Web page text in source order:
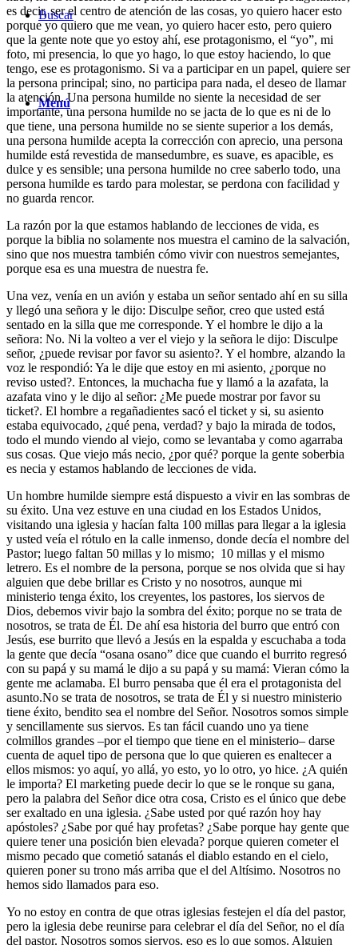
Buscar
Menú
es decir, ser el centro de atención de las cosas, yo quiero hacer esto
porque yo quiero que me vean, yo quiero hacer esto, pero quiero
que la gente note que yo estoy ahí, ese protagonismo, el “yo”, mi
foto, mi presencia, lo que yo hago, lo que estoy haciendo, lo que
tengo, ese es protagonismo. Si va a participar en un papel, quiere ser
la persona principal; sino, no participa para nada, el deseo de llamar
la atención. Una persona humilde no siente la necesidad de ser
importante, una persona humilde no se jacta de lo que es ni de lo
que tiene, una persona humilde no se siente superior a los demás,
una persona humilde acepta la corrección con aprecio, una persona
humilde está revestida de mansedumbre, es suave, es apacible, es
dulce y es sensible; una persona humilde no cree saberlo todo, una
persona humilde es tardo para molestar, se perdona con facilidad y
no guarda rencor.
La razón por la que estamos hablando de lecciones de vida, es
porque la biblia no solamente nos muestra el camino de la salvación,
sino que nos muestra también cómo vivir con nuestros semejantes,
porque esa es una muestra de nuestra fe.
Una vez, venía en un avión y estaba un señor sentado ahí en su silla
y llegó una señora y le dijo: Disculpe señor, creo que usted está
sentado en la silla que me corresponde. Y el hombre le dijo a la
señora: No. Ni la volteo a ver el viejo y la señora le dijo: Disculpe
señor, ¿puede revisar por favor su asiento?. Y el hombre, alzando la
voz le respondió: Ya le dije que estoy en mi asiento, ¿porque no
reviso usted?. Entonces, la muchacha fue y llamó a la azafata, la
azafata vino y le dijo al señor: ¿Me puede mostrar por favor su
ticket?. El hombre a regañadientes sacó el ticket y si, su asiento
estaba equivocado, ¿qué pena, verdad? y bajo la mirada de todos,
todo el mundo viendo al viejo, como se levantaba y como agarraba
sus cosas. Que viejo más necio, ¿por qué? porque la gente soberbia
es necia y estamos hablando de lecciones de vida.
Un hombre humilde siempre está dispuesto a vivir en las sombras de
su éxito. Una vez estuve en una ciudad en los Estados Unidos,
visitando una iglesia y hacían falta 100 millas para llegar a la iglesia
y usted veía el rótulo en la calle inmenso, donde decía el nombre del
Pastor; luego faltan 50 millas y lo mismo; 10 millas y el mismo
letrero. Es el nombre de la persona, porque se nos olvida que si hay
alguien que debe brillar es Cristo y no nosotros, aunque mi
ministerio tenga éxito, los creyentes, los pastores, los siervos de
Dios, debemos vivir bajo la sombra del éxito; porque no se trata de
nosotros, se trata de Él. De ahí esa historia del burro que entró con
Jesús, ese burrito que llevó a Jesús en la espalda y escuchaba a toda
la gente que decía “osana osano” dice que cuando el burrito regresó
con su papá y su mamá le dijo a su papá y su mamá: Vieran cómo la
gente me aclamaba. El burro pensaba que él era el protagonista del
asunto.No se trata de nosotros, se trata de Él y si nuestro ministerio
tiene éxito, bendito sea el nombre del Señor. Nosotros somos simple
y sencillamente sus siervos. Es tan fácil cuando uno ya tiene
colmillos grandes –por el tiempo que tiene en el ministerio– darse
cuenta de aquel tipo de persona que lo que quieren es enaltecer a
ellos mismos: yo aquí, yo allá, yo esto, yo lo otro, yo hice. ¿A quién
le importa? El marketing puede decir lo que se le ronque su gana,
pero la palabra del Señor dice otra cosa, Cristo es el único que debe
ser exaltado en una iglesia. ¿Sabe usted por qué razón hoy hay
apóstoles? ¿Sabe por qué hay profetas? ¿Sabe porque hay gente que
quiere tener una posición bien elevada? porque quieren cometer el
mismo pecado que cometió satanás el diablo estando en el cielo,
quieren poner su trono más arriba que el del Altísimo. Nosotros no
hemos sido llamados para eso.
Yo no estoy en contra de que otras iglesias festejen el día del pastor,
pero la iglesia debe reunirse para celebrar el día del Señor, no el día
del pastor. Nosotros somos siervos, eso es lo que somos. Alguien